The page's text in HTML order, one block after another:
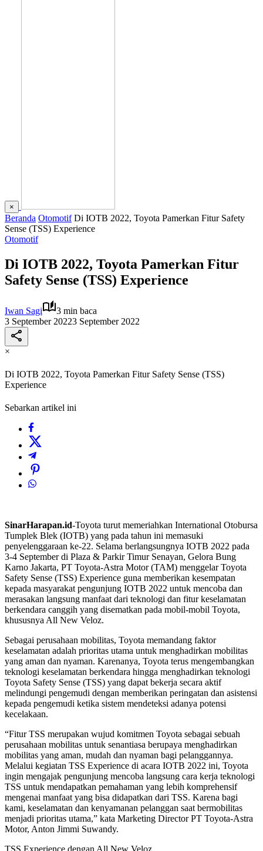
×
Beranda Otomotif Di IOTB 2022, Toyota Pamerkan Fitur Safety
Sense (TSS) Experience
Otomotif
Di IOTB 2022, Toyota Pamerkan Fitur
Safety Sense (TSS) Experience
Iwan Sagi
3 min baca
3 September 20223 September 2022
×
Di IOTB 2022, Toyota Pamerkan Fitur Safety Sense (TSS)
Experience
Sebarkan artikel ini
SinarHarapan.id-Toyota turut memeriahkan International Otobursa
Tumplek Blek (IOTB) yang pada tahun ini memasuki
penyelenggaraan ke-22. Selama berlangsungnya IOTB 2022 pada
3-4 September di Plaza & Parkir Timur Senayan, Gelora Bung
Karno Jakarta, PT Toyota-Astra Motor (TAM) menggelar Toyota
Safety Sense (TSS) Experience guna memberikan kesempatan
kepada masyarakat pengunjung IOTB 2022 untuk mencoba dan
merasakan langsung manfaat dari teknologi dan fitur keselamatan
berkendara canggih yang disematkan pada mobil-mobil Toyota,
khususnya All New Veloz.
Sebagai perusahaan mobilitas, Toyota memandang faktor
keselamatan adalah prioritas utama untuk menghadirkan mobilitas
yang aman dan nyaman. Karenanya, Toyota terus mengembangkan
teknologi keselamatan berkendara hingga menghadirkan teknologi
Toyota Safety Sense (TSS) yang dapat bekerja secara aktif
melindungi pengemudi dengan memberikan peringatan dan asistensi
kepada pengemudi ketika sistem mendeteksi adanya potensi
kecelakaan.
“Fitur TSS merupakan wujud komitmen Toyota sebagai sebuah
perusahaan mobilitas untuk senantiasa berupaya menghadirkan
mobilitas yang aman, mudah dan nyaman bagi pelanggannya.
Melalui kegiatan TSS Experience di acara IOTB 2022 ini, Toyota
ingin mengajak pengunjung mencoba langsung cara kerja teknologi
TSS untuk mendapatkan pemahaman yang lebih komprehensif
mengenai manfaat yang bisa didapatkan dari TSS. Karena bagi
kami, keselamatan dan kenyamanan pelanggan saat bermobilitas
menjadi prioritas utama,” kata Marketing Director PT Toyota-Astra
Motor, Anton Jimmi Suwandy.